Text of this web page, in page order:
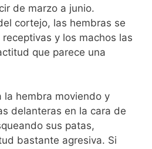
de marzo a junio.
cortejo, las hembras se
y los machos las
que parece una
la hembra moviendo y
delanteras en la cara de
sus patas,
bastante agresiva. Si